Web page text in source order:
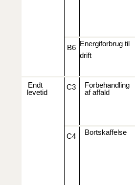
B6 Energiforbrug til
drift
Endt
levetid
C3
Forbehandling
af affald
C4
Bortskaffelse